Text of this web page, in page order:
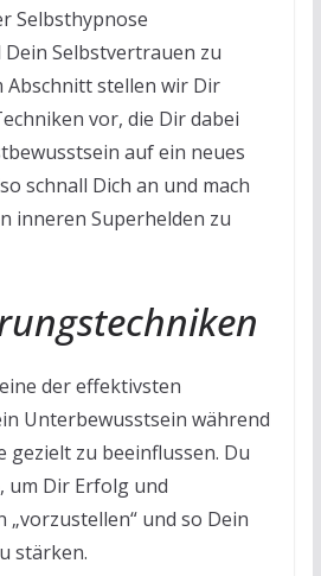
Selbsthypnose
Selbstvertrauen zu
Abschnitt stellen wir Dir
vor, die Dir dabei
auf ein neues
schnall Dich an und mach
inneren Superhelden zu
der effektivsten
Unterbewusstsein während
gezielt zu beeinflussen. Du
um Dir Erfolg und
„vorzustellen“ und so Dein
stärken.